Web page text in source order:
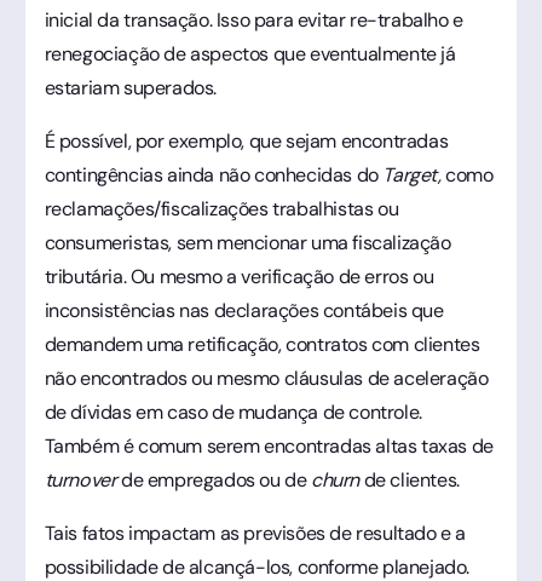
inicial da transação. Isso para evitar re-trabalho e
renegociação de aspectos que eventualmente já
estariam superados.
É possível, por exemplo, que sejam encontradas
contingências ainda não conhecidas doTarget,como
reclamações/fiscalizações trabalhistas ou
consumeristas, sem mencionar uma fiscalização
tributária. Ou mesmo a verificação de erros ou
inconsistências nas declarações contábeis que
demandem uma retificação, contratos com clientes
não encontrados ou mesmo cláusulas de aceleração
de dívidas em caso de mudança de controle.
Também é comum serem encontradas altas taxas de
turnoverde empregados ou dechurnde clientes.
Tais fatos impactam as previsões de resultado e a
possibilidade de alcançá-los, conforme planejado.